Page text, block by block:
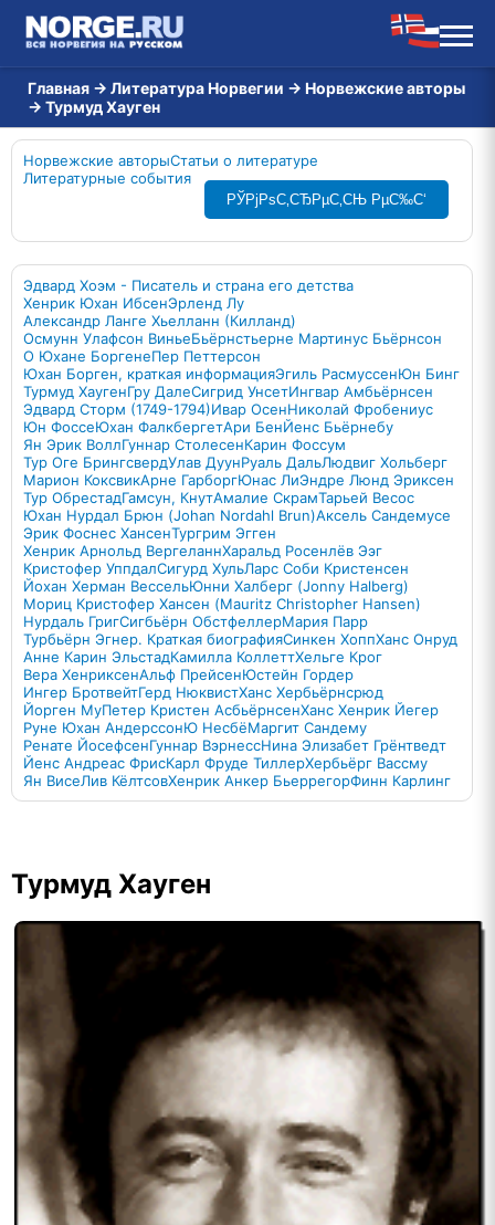
Главная → Литература Норвегии → Норвежские авторы
→ Турмуд Хауген
Норвежские авторыСтатьи о литературе
Литературные события
РЎРјРѕС‚СЂРµС‚СЊ РµС‰С‘
Эдвард Хоэм - Писатель и страна его детства
Хенрик Юхан ИбсенЭрленд Лу
Александр Ланге Хьелланн (Килланд)
Осмунн Улафсон ВиньеБьёрнстьерне Мартинус Бьёрнсон
О Юхане БоргенеПер Петтерсон
Юхан Борген, краткая информацияЭгиль РасмуссенЮн Бинг
Турмуд ХаугенГру ДалеСигрид УнсетИнгвар Амбьёрнсен
Эдвард Сторм (1749-1794)Ивар ОсенНиколай Фробениус
Юн ФоссеЮхан ФалкбергетАри БенЙенс Бьёрнебу
Ян Эрик ВоллГуннар СтолесенКарин Фоссум
Тур Оге БрингсвердУлав ДуунРуаль ДальЛюдвиг Хольберг
Марион КоксвикАрне ГарборгЮнас ЛиЭндре Люнд Эриксен
Тур ОбрестадГамсун, КнутАмалие СкрамТарьей Весос
Юхан Нурдал Брюн (Johan Nordahl Brun)Аксель Сандемусе
Эрик Фоснес ХансенТургрим Эгген
Хенрик Арнольд ВергеланнХаральд Росенлёв Ээг
Кристофер УппдалСигурд ХульЛарс Соби Кристенсен
Йохан Херман ВессельЮнни Халберг (Jonny Halberg)
Мориц Кристофер Хансен (Mauritz Christopher Hansen)
Нурдаль ГригСигбьёрн ОбстфеллерМария Парр
Турбьёрн Эгнер. Краткая биографияСинкен ХоппХанс Онруд
Анне Карин ЭльстадКамилла КоллеттХельге Крог
Вера ХенриксенАльф ПрейсенЮстейн Гордер
Ингер БротвейтГерд НюквистХанс Хербьёрнсрюд
Йорген МуПетер Кристен АсбьёрнсенХанс Хенрик Йегер
Руне Юхан АндерссонЮ НесбёМаргит Сандему
Ренате ЙосефсенГуннар ВэрнессНина Элизабет Грёнтведт
Йенс Андреас ФрисКарл Фруде ТиллерХербьёрг Вассму
Ян ВисеЛив КёлтсовХенрик Анкер БьеррегорФинн Карлинг
Турмуд Хауген